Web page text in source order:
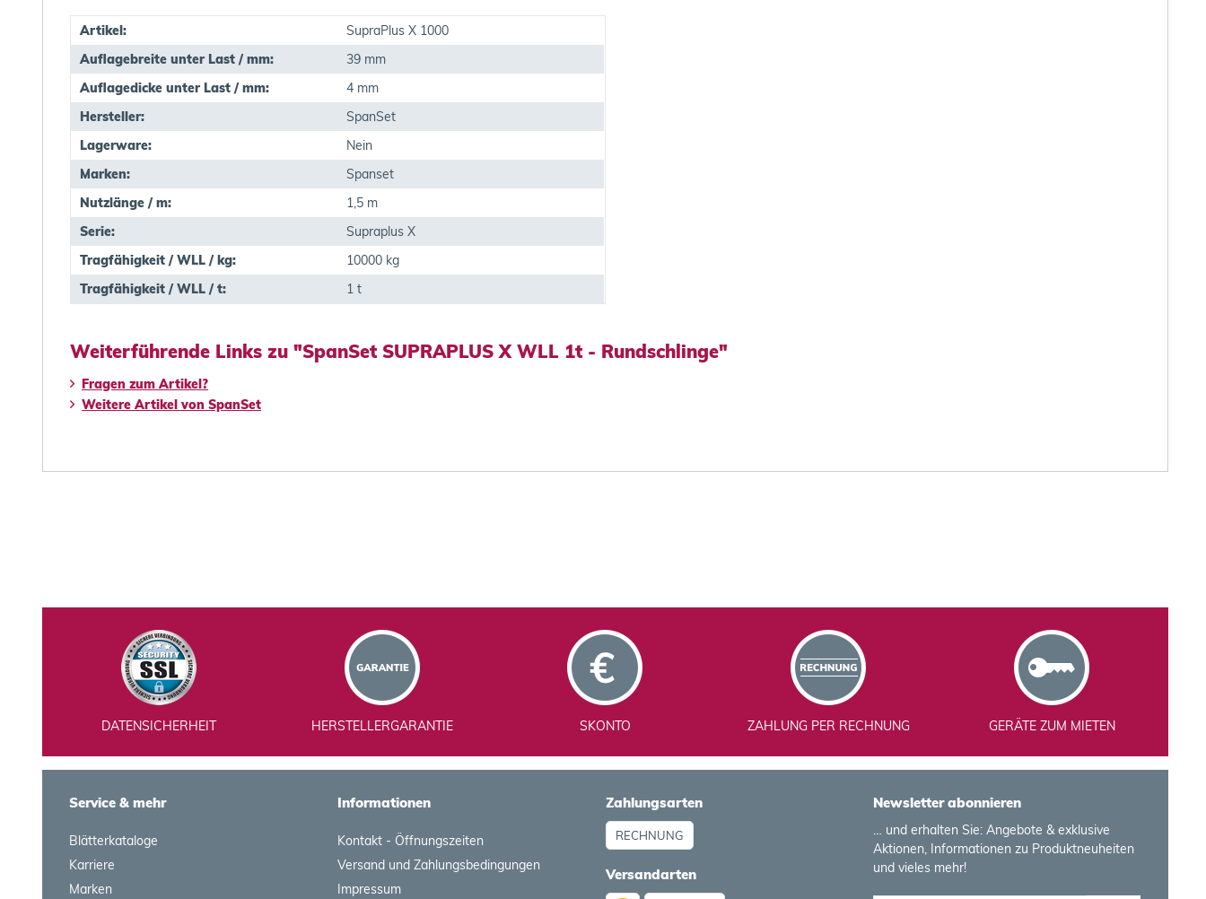
Artikel:
SupraPlus X 1000
Auflagebreite unter Last / mm:
39 mm
Auflagedicke unter Last / mm:
4 mm
Hersteller:
SpanSet
Lagerware:
Nein
Marken:
Spanset
Nutzlänge / m:
1,5 m
Serie:
Supraplus X
Tragfähigkeit / WLL / kg:
10000 kg
Tragfähigkeit / WLL / t:
1 t
Weiterführende Links zu "SpanSet SUPRAPLUS X WLL 1t - Rundschlinge"
Fragen zum Artikel?
Weitere Artikel von SpanSet
DATENSICHERHEIT HERSTELLERGARANTIE SKONTO ZAHLUNG PER RECHNUNG GERÄTE ZUM MIETEN
Service & mehr
Blätterkataloge
Karriere
Marken
Informationen
Kontakt - Öffnungszeiten
Versand und Zahlungsbedingungen
Impressum
Zahlungsarten
RECHNUNG
Versandarten
Newsletter abonnieren
… und erhalten Sie: Angebote & exklusive
Aktionen, Informationen zu Produktneuheiten
und vieles mehr!